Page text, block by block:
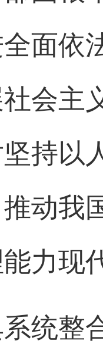
面依
会主
持以
动我
力现
整合